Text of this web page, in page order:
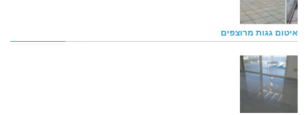
איטום גגות מרוצפים